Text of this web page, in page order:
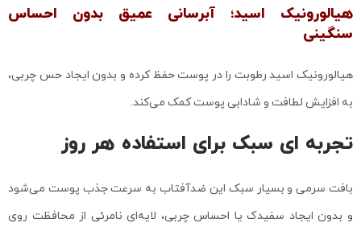
هیالورونیک اسید؛ آبرسانی عمیق بدون احساس
سنگینی
هیالورونیک اسید رطوبت را در پوست حفظ کرده و بدون ایجاد حس چربی،
به افزایش لطافت و شادابی پوست کمک می‌کند.
تجربه‌ ای سبک برای استفاده هر روز
بافت سرمی و بسیار سبک این ضدآفتاب به سرعت جذب پوست می‌شود
و بدون ایجاد سفیدک یا احساس چربی، لایه‌ای نامرئی از محافظت روی